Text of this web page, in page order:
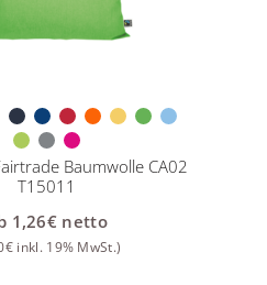
Baumwolle CA02
T15011
1,26€ netto
€ inkl. 19% MwSt.)